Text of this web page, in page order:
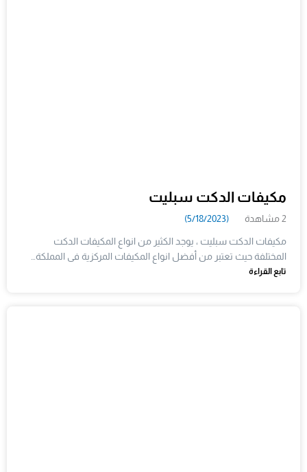
مكيفات الدكت سبليت
2 مشاهدة (5/18/2023)
مكيفات الدكت سبليت ، يوجد الكثير من انواع المكيفات الدكت
المختلفة حيث تعتبر من أفضل انواع المكيفات المركزية فى المملكة…
تابع القراءة